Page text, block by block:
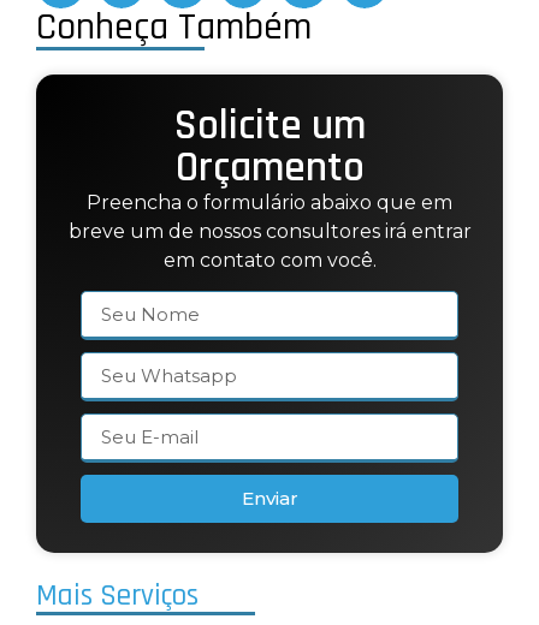
Conheça Também
Solicite um
Orçamento
Preencha o formulário abaixo que em
breve um de nossos consultores irá entrar
em contato com você.
Enviar
Mais Serviços